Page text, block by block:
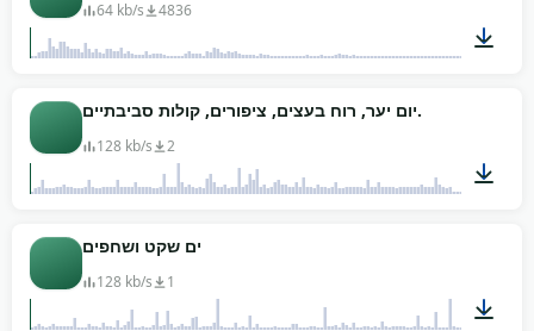
64 kb/s 4836
יום יער, רוח בעצים, ציפורים, קולות סביבתיים.
128 kb/s 2
ים שקט ושחפים
128 kb/s 1